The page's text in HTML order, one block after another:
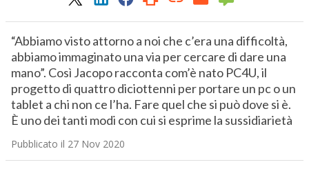
“Abbiamo visto attorno a noi che c’era una difficoltà,
abbiamo immaginato una via per cercare di dare una
mano”. Così Jacopo racconta com’è nato PC4U, il
progetto di quattro diciottenni per portare un pc o un
tablet a chi non ce l’ha. Fare quel che si può dove si è.
È uno dei tanti modi con cui si esprime la sussidiarietà
Pubblicato il 27 Nov 2020